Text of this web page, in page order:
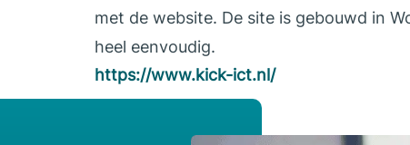
https://www.kick-ict.nl/
met de website. De site is gebouwd in
heel eenvoudig.